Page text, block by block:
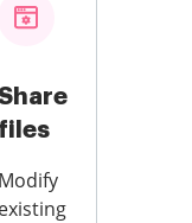
files
Modify
existing